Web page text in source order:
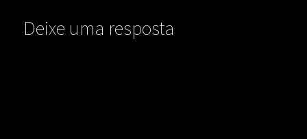
Deixe uma resposta